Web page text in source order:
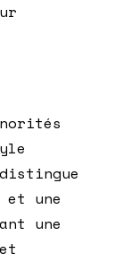
et une
une